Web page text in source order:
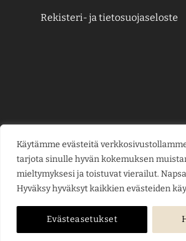
Käytämme evästeitä
tarjota sinulle hyvän kokemuksen
mieltymyksesi ja toistuvat vierailut.
Hyväksy hyväksyt kaikkien evästeiden
Evästeasetukset
Rekisteri- ja tietosuojaseloste
Credit
Card
MasterCard
Visa
KESÄJUHLAT